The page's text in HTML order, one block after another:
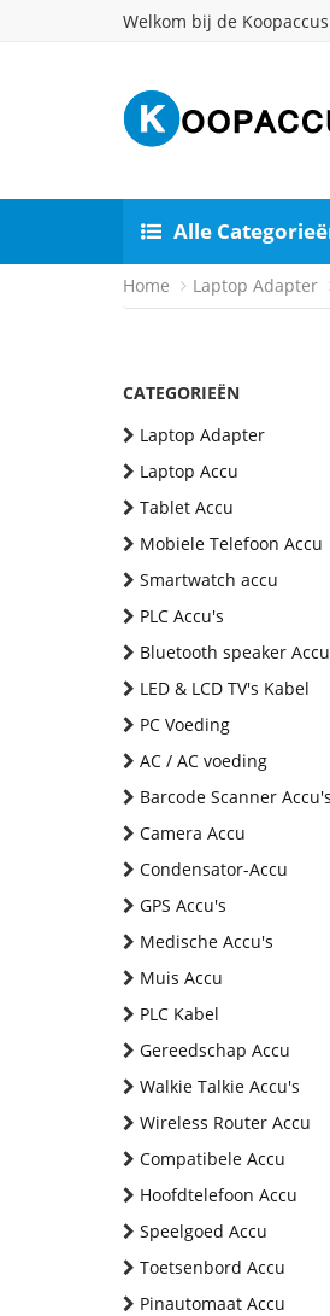
Welkom bij de
Alle
Home Laptop Adapter
CATEGORIEËN
Laptop Adapter
Laptop Accu
Tablet Accu
Mobiele Telefoon Accu
Smartwatch accu
PLC Accu's
Bluetooth speaker Accu
LED & LCD TV's Kabel
PC Voeding
AC / AC voeding
Barcode Scanner Accu's
Camera Accu
Condensator-Accu
GPS Accu's
Medische Accu's
Muis Accu
PLC Kabel
Gereedschap Accu
Walkie Talkie Accu's
Wireless Router Accu
Compatibele Accu
Hoofdtelefoon Accu
Speelgoed Accu
Toetsenbord Accu
Pinautomaat Accu